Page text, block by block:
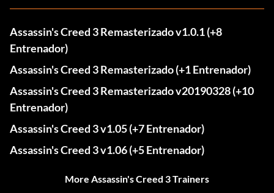
Assassin's Creed 3 Remasterizado v1.0.1 (+8
Entrenador)
Assassin's Creed 3 Remasterizado (+1 Entrenador)
Assassin's Creed 3 Remasterizado v20190328 (+10
Entrenador)
Assassin's Creed 3 v1.05 (+7 Entrenador)
Assassin's Creed 3 v1.06 (+5 Entrenador)
More Assassin's Creed 3 Trainers